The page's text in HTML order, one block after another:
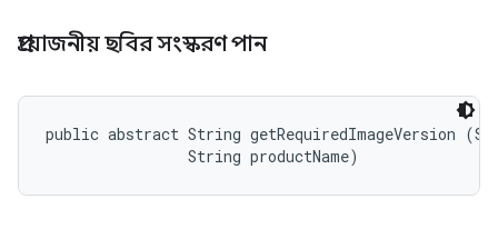
প্রয়োজনীয় ছবির সংস্করণ পান
public abstract String getRequiredImageVersion
                String productName)